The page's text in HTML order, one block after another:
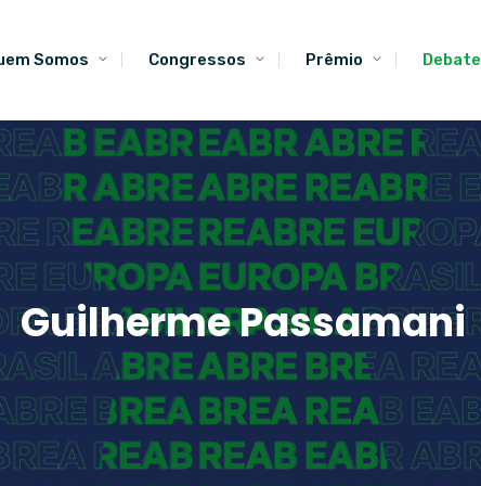
Somos Congressos Prêmio Debate
Guilherme Passamani